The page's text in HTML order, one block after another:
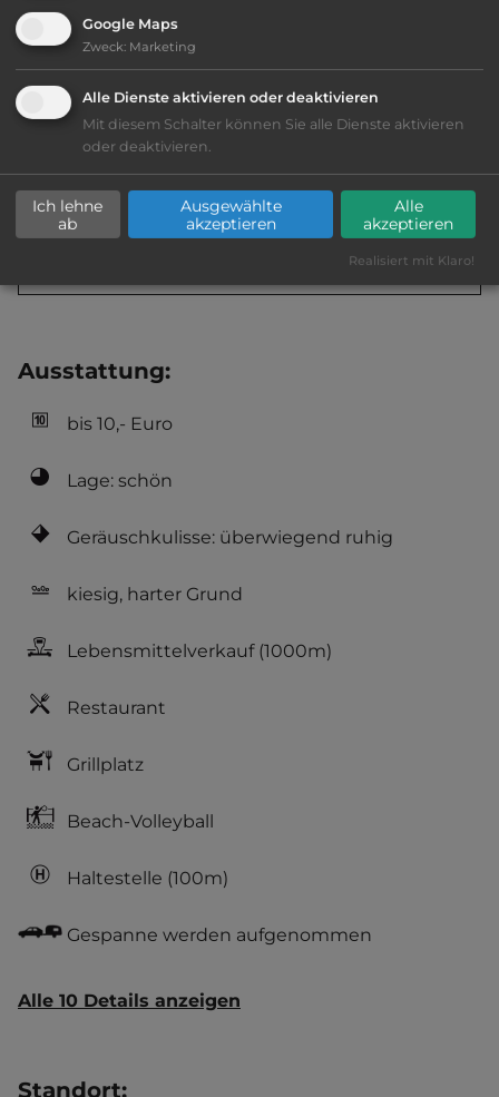
E-Mail: touristinfo@borken-hessen.de
Webseite: www.borken-hessen.de
Öffnungszeiten: Ganzjährig geöffnet
0049 5682 808271
Ausstattung:
bis 10,- Euro
Lage: schön
Geräuschkulisse: überwiegend ruhig
kiesig, harter Grund
Lebensmittelverkauf(1000m)
Restaurant
Grillplatz
Beach-Volleyball
Haltestelle (100m)
Gespanne werden aufgenommen
Alle 10 Details anzeigen
Standort:
Google Maps
Zweck: Marketing
Alle Dienste aktivieren oder deaktivieren
Mit diesem Schalter können Sie alle Dienste aktivieren
oder deaktivieren.
Ich lehne
ab
Ausgewählte
akzeptieren
Alle
akzeptieren
Realisiert mit Klaro!